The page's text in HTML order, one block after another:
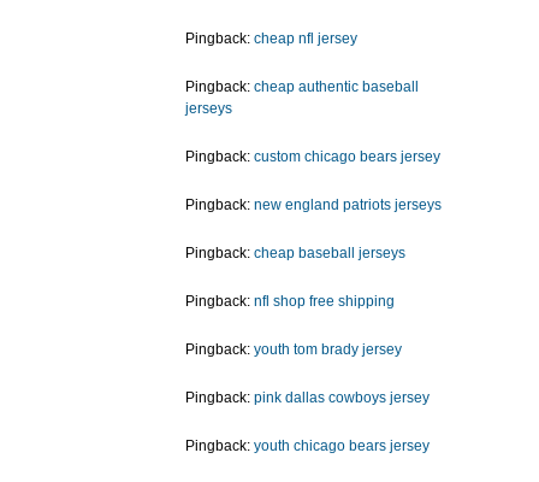
Pingback: cheap nfl jersey
Pingback: cheap authentic baseball
jerseys
Pingback: custom chicago bears jersey
Pingback: new england patriots jerseys
Pingback: cheap baseball jerseys
Pingback: nfl shop free shipping
Pingback: youth tom brady jersey
Pingback: pink dallas cowboys jersey
Pingback: youth chicago bears jersey